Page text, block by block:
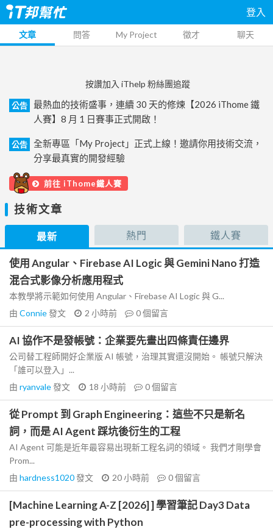
登入
文章 問答 My Project 徵才 聊天
按讚加入 iThelp 粉絲團追蹤
公告
最熱血的技術盛事，連續 30 天的修煉【2026 iThome 鐵
人賽】8 月 1 日賽事正式開啟！
公告
全新專區「My Project」正式上線！邀請你用技術交流，
分享最真實的開發經驗
前往 iThome鐵人賽
技術文章
最新 熱門 鐵人賽
使用 Angular、Firebase AI Logic 與 Gemini Nano 打造
混合式影像分析應用程式
本教學將示範如何使用 Angular、Firebase AI Logic 與 G...
由 Connie發文 2 小時前 0個留言
AI 協作不是發帳號：企業要先畫出四條責任邊界
公司替工程師開好企業版 AI 帳號，治理其實還沒開始。 帳號只解決
「誰可以登入」...
由 ryanvale發文 18 小時前 0個留言
從 Prompt 到 Graph Engineering：這些不只是新名
詞，而是 AI Agent 踩坑後衍生的工程
AI Agent 可能是近年最容易出現新工程名詞的領域。 我們才剛學會
Prom...
由 hardness1020發文 20 小時前 0個留言
[Machine Learning A-Z [2026] ] 學習筆記 Day3 Data
pre-processing with Python